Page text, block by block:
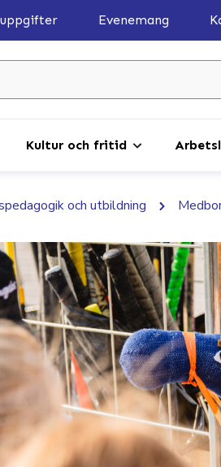
Evenemang
Kultur och fritid
och utbildning